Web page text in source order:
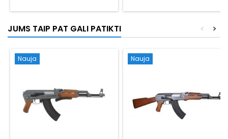
korpusas.
kurį galima nešiotis ant
aliuminio ir sustiprinto nailono
korpusas su metalinėmis
JUMS TAIP PAT GALI PATIKTI >
<
Nauja Nauja